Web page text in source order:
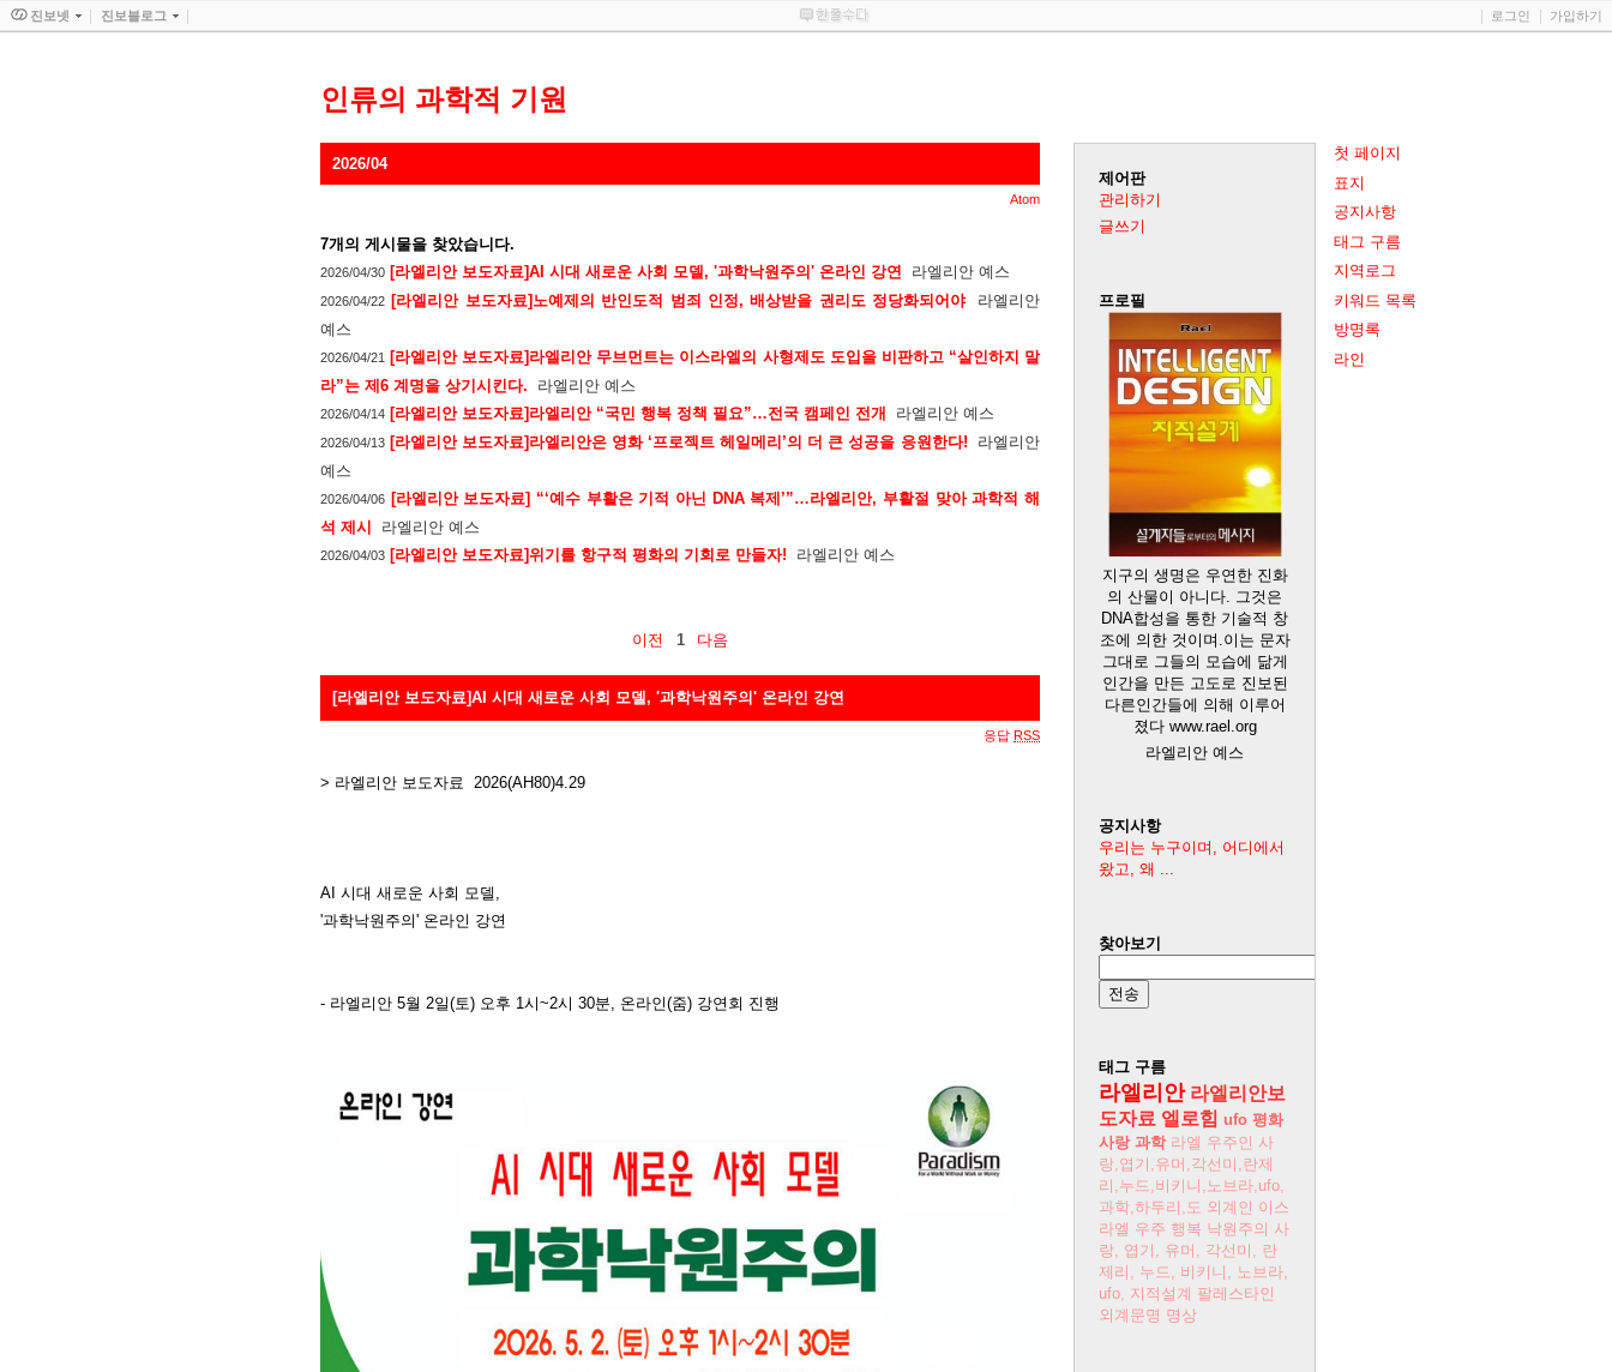
인류의 과학적 기원
첫 페이지
표지
공지사항
태그 구름
지역로그
키워드 목록
방명록
라인
2026/04
Atom
7개의 게시물을 찾았습니다.
2026/04/30 [라엘리안 보도자료]AI 시대 새로운 사회 모델, '과학낙원주의' 온라인 강연 라엘리안 예스
2026/04/22 [라엘리안 보도자료]노예제의 반인도적 범죄 인정, 배상받을 권리도 정당화되어야
라엘리안
예스
2026/04/21 [라엘리안 보도자료]라엘리안 무브먼트는 이스라엘의 사형제도 도입을 비판하고 “살인하지 말
라”는 제6 계명을 상기시킨다.
라엘리안 예스
2026/04/14 [라엘리안 보도자료]라엘리안 “국민 행복 정책 필요”…전국 캠페인 전개 라엘리안 예스
2026/04/13 [라엘리안 보도자료]라엘리안은 영화 ‘프로젝트 헤일메리’의 더 큰 성공을 응원한다!
라엘리안
예스
2026/04/06 [라엘리안 보도자료] “‘예수 부활은 기적 아닌 DNA 복제’”…라엘리안, 부활절 맞아 과학적 해
석 제시
라엘리안 예스
2026/04/03 [라엘리안 보도자료]위기를 항구적 평화의 기회로 만들자! 라엘리안 예스
이전 1 다음
[라엘리안 보도자료]AI 시대 새로운 사회 모델, '과학낙원주의' 온라인 강연
응답 RSS
> 라엘리안 보도자료 2026(AH80)4.29
AI 시대 새로운 사회 모델,
'과학낙원주의' 온라인 강연
- 라엘리안 5월 2일(토) 오후 1시~2시 30분, 온라인(줌) 강연회 진행
제어판
관리하기
글쓰기
프로필
지구의 생명은 우연한 진화
의 산물이 아니다. 그것은
DNA합성을 통한 기술적 창
조에 의한 것이며.이는 문자
그대로 그들의 모습에 닮게
인간을 만든 고도로 진보된
다른인간들에 의해 이루어
졌다 www.rael.org
라엘리안 예스
공지사항
우리는 누구이며, 어디에서
왔고, 왜 ...
찾아보기
태그 구름
라엘리안 라엘리안보
도자료 엘로힘 ufo 평화
사랑 과학 라엘 우주인 사
랑,엽기,유머,각선미,란제
리,누드,비키니,노브라,ufo,
과학,하두리,도 외계인 이스
라엘 우주 행복 낙원주의 사
랑, 엽기, 유머, 각선미, 란
제리, 누드, 비키니, 노브라,
ufo, 지적설계 팔레스타인
외계문명 명상
진보넷 진보블로그 로그인 가입하기